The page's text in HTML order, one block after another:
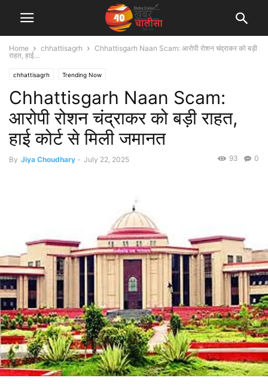
Home chhattisagrh
Chhattisgarh Naan Scam: आरोपी रोशन चंद्राकर को बड़ी
राहत, हाई...
chhattisagrh Trending Now
Chhattisgarh Naan Scam:
आरोपी रोशन चंद्राकर को बड़ी राहत,
हाई कोर्ट से मिली जमानत
By Jiya Choudhary - July 22, 2025 0
93